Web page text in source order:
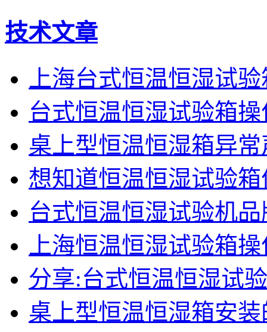
技术文章
上海台式恒温恒湿试
台式恒温恒湿试验箱
桌上型恒温恒湿箱异
想知道恒温恒湿试验
台式恒温恒湿试验机
上海恒温恒湿试验箱
分享:台式恒温恒湿试
桌上型恒温恒湿箱安